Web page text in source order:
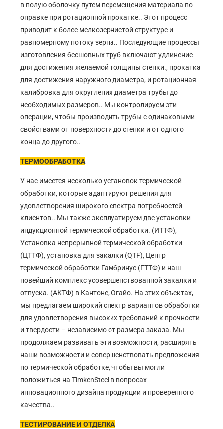
в полую оболочку путем перемещения материала по
оправке при ротационной прокатке.. Этот процесс
приводит к более мелкозернистой структуре и
равномерному потоку зерна.. Последующие процессы
изготовления бесшовных труб включают удлинение
для достижения желаемой толщины стенки., прокатка
для достижения наружного диаметра, и ротационная
калибровка для округления диаметра трубы до
необходимых размеров.. Мы контролируем эти
операции, чтобы производить трубы с одинаковыми
свойствами от поверхности до стенки и от одного
конца до другого..
ТЕРМООБРАБОТКА
У нас имеется несколько установок термической
обработки, которые адаптируют решения для
удовлетворения широкого спектра потребностей
клиентов.. Мы также эксплуатируем две установки
индукционной термической обработки. (ИТТФ),
Установка непрерывной термической обработки
(ЦТТФ), установка для закалки (QTF), Центр
термической обработки Гамбринус (ГТТФ) и наш
новейший комплекс усовершенствованной закалки и
отпуска. (АКТФ) в Кантоне, Огайо. На этих объектах,
мы предлагаем широкий спектр вариантов обработки
для удовлетворения высоких требований к прочности
и твердости – независимо от размера заказа. Мы
продолжаем развивать эти возможности, расширять
наши возможности и совершенствовать предложения
по термической обработке, чтобы вы могли
положиться на TimkenSteel в вопросах
инновационного дизайна продукции и проверенного
качества..
ТЕСТИРОВАНИЕ И ОТДЕЛКА